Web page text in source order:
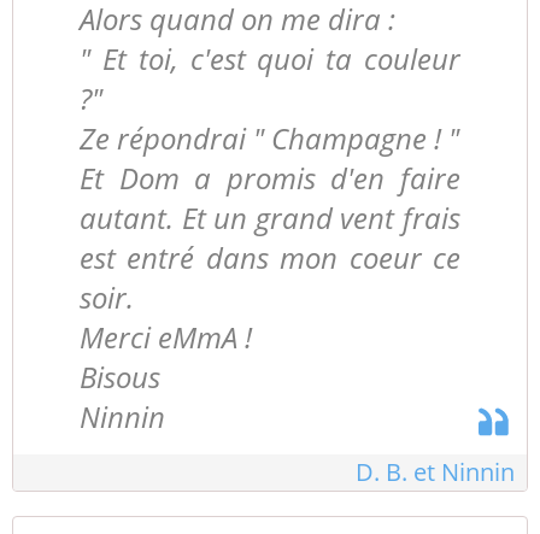
Alors quand on me dira :
" Et toi, c'est quoi ta couleur
?"
Ze répondrai " Champagne ! "
Et Dom a promis d'en faire
autant. Et un grand vent frais
est entré dans mon coeur ce
soir.
Merci eMmA !
Bisous
Ninnin
D. B. et Ninnin